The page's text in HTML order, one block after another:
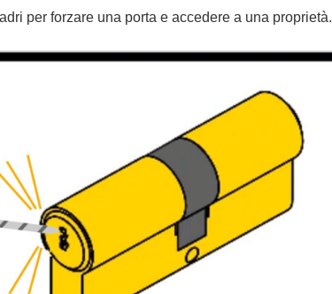
per forzare una porta e accedere a una proprietà.